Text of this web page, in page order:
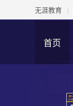
无涯教育
首页